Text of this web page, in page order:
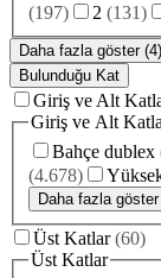
(197) 2 (131)
Daha fazla göster (4)
Bulunduğu Kat
Giriş ve Alt
Giriş ve Alt
Bahçe dublex
(4.678)
Daha fazla
Üst Katlar (60)
Üst Katlar